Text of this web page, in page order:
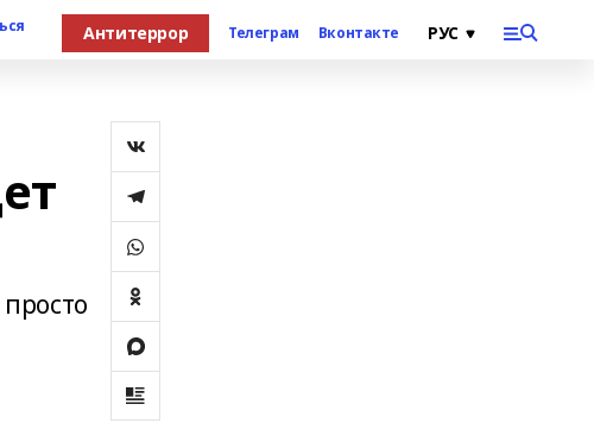
Антитеррор Телеграм Вконтакте